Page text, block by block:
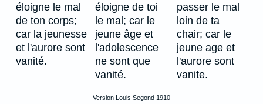
éloigne le mal
de ton corps;
car la jeunesse
et l'aurore sont
vanité.
éloigne de toi
le mal; car le
jeune âge et
l'adolescence
ne sont que
vanité.
passer le mal
loin de ta
chair; car le
jeune age et
l'aurore sont
vanite.
Version Louis Segond 1910